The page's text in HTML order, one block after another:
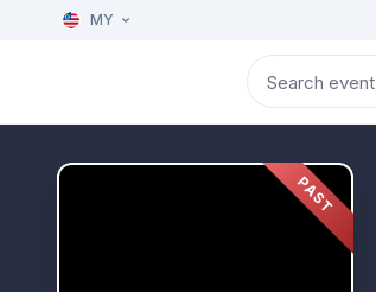
MY
PAST